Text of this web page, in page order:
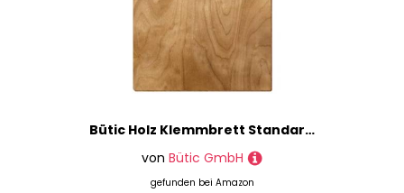
Bütic Holz Klemmbrett Standardform Birke rustikal für DIN A3 A4 A5 A6 mit 2 Ösen aus 3 mm starkem Birkensperrholz mit Klarlack versiegelt, Format:A4 hoch, Klemme:Bügelklemme schwarz
von Bütic GmbH
gefunden bei Amazon